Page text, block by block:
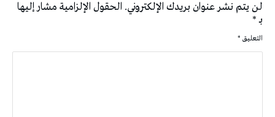
لن يتم نشر عنوان بريدك الإلكتروني. الحقول الإلزامية مشار إليها
بـ*
التعليق *